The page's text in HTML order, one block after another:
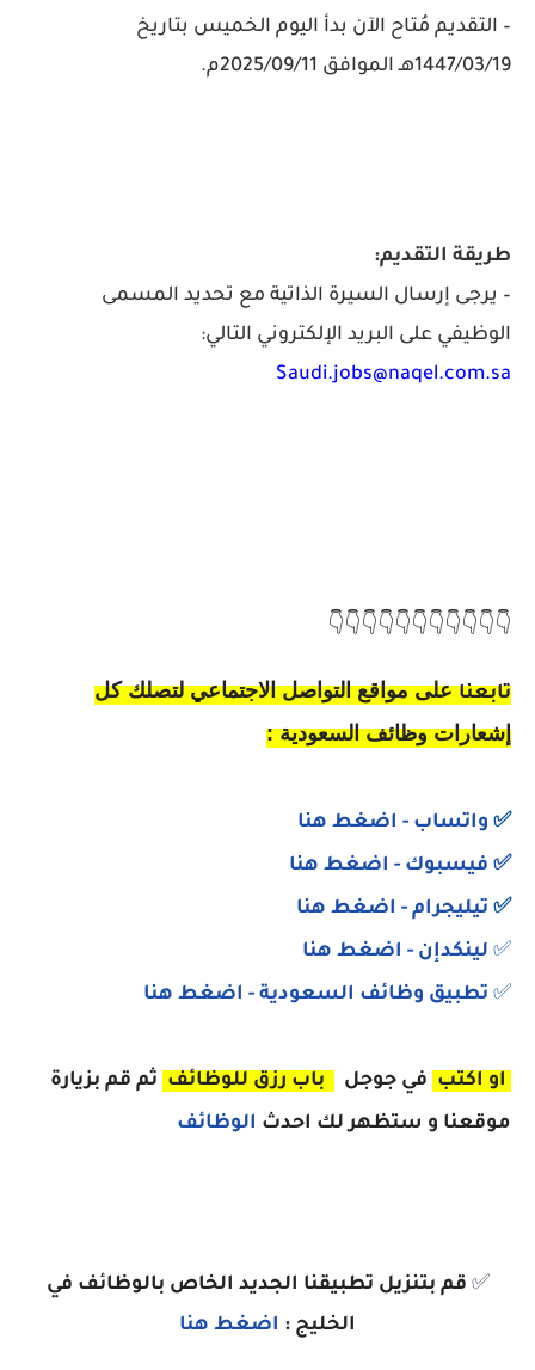
– التقديم مُتاح الآن بدأ اليوم الخميس بتاريخ
1447/03/19هـ الموافق 2025/09/11م.
طريقة التقديم:
– يرجى إرسال السيرة الذاتية مع تحديد المسمى
الوظيفي على البريد الإلكتروني التالي:
Saudi.jobs@naqel.com.sa
👇👇👇👇👇👇👇👇👇👇👇
تابعناعلى مواقع التواصل الاجتماعي لتصلك كل
إشعارات وظائف السعودية :
✅ واتساب - اضغط هنا
✅ فيسبوك - اضغط هنا
✅ تيليجرام - اضغط هنا
✅ لينكدإن - اضغط هنا
✅ تطبيق وظائف السعودية - اضغط هنا
او اكتب في جوجل باب رزق للوظائف ثم قم بزيارة
موقعنا و ستظهر لك احدث الوظائف
✅ قم بتنزيل تطبيقنا الجديد الخاص بالوظائف في
الخليج : اضغط هنا